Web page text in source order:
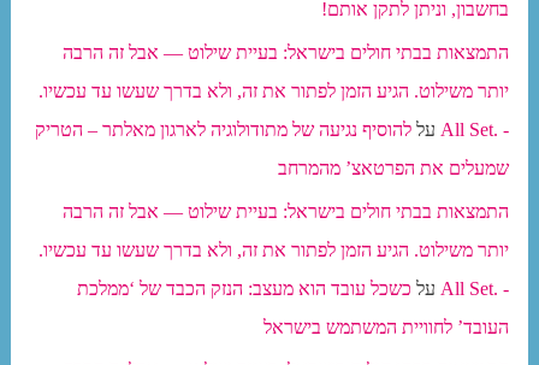
בחשבון, וניתן לתקן אותם!
התמצאות בבתי חולים בישראל: בעיית שילוט — אבל זה הרבה
יותר משילוט. הגיע הזמן לפתור את זה, ולא בדרך שעשו עד עכשיו.
- .All Set
עללהוסיף נגיעה של מתודולוגיה לארגון מאלתר – הטריק
שמעלים את הפרטאצ’ מהמרחב
התמצאות בבתי חולים בישראל: בעיית שילוט — אבל זה הרבה
יותר משילוט. הגיע הזמן לפתור את זה, ולא בדרך שעשו עד עכשיו.
- .All Set
על כשכל עובד הוא מעצב: הנזק הכבד של ‘ממלכת
העובד’ לחוויית המשתמש בישראל